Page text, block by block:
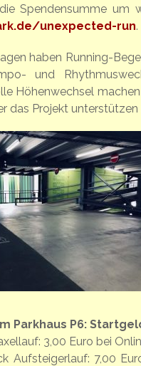
Spendensumme um
unexpected-run.
haben Running-
und
Höhenwechsel
das Projekt
Parkhaus P6:
3,00 Euro bei
Aufsteigerlauf: 7,00